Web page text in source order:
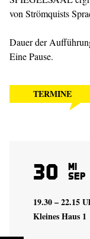
von Strömquists
Dauer der
Eine Pause.
TERMINE
30 Mi
Sep
19.30 – 22.15
Kleines Haus 1